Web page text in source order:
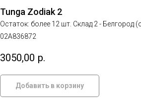
Tunga Zodiak 2
Остаток: более 12 шт. Склад 2 - Белгород
02А836872
3050,00 р.
Добавить в корзину